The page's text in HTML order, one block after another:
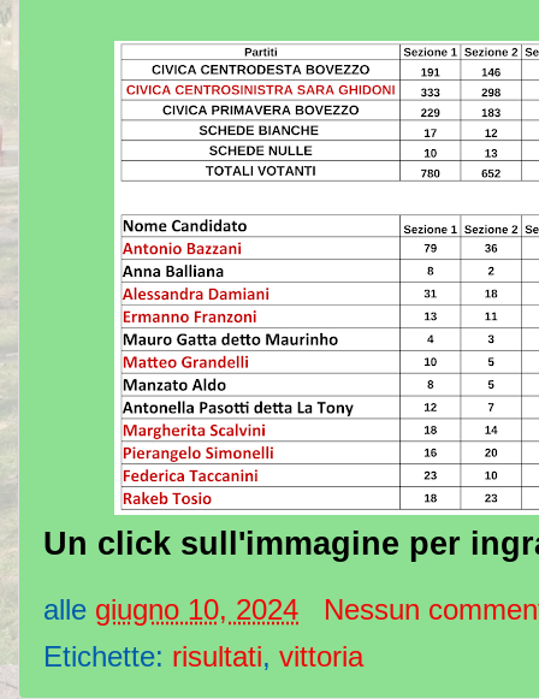
Un click sull'immagine per
alle giugno 10, 2024
Nessun
Etichette: risultati, vittoria